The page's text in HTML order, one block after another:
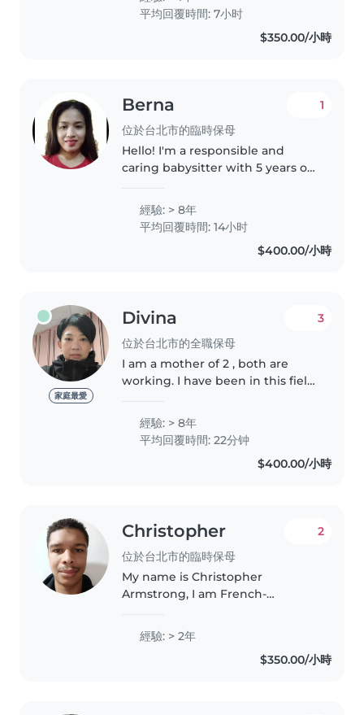
currently studying a major in
education at NTNU, I love playing
平均回覆時間: 7小时
$350.00/小時
Berna
位於台北市的臨時保母
1
Hello! I'm a responsible and
caring babysitter with 5 years of
children of all ages, from babies
to grade schoolers. As a parent
myself, I understand the
經驗: > 8年
平均回覆時間: 14小时
$400.00/小時
家庭最愛
Divina
位於台北市的全職保母
3
I am a mother of 2 , both are
working. I have been in this field
my jobs. Personally I love babies
n children's.,aside it bring me
happiness on my..
經驗: > 8年
平均回覆時間: 22分钟
$400.00/小時
Christopher
位於台北市的臨時保母
2
My name is Christopher
Armstrong, I am French-
bilingual in English and French, I
am fluent in Mandarin Chinese
經驗: > 2年
$350.00/小時